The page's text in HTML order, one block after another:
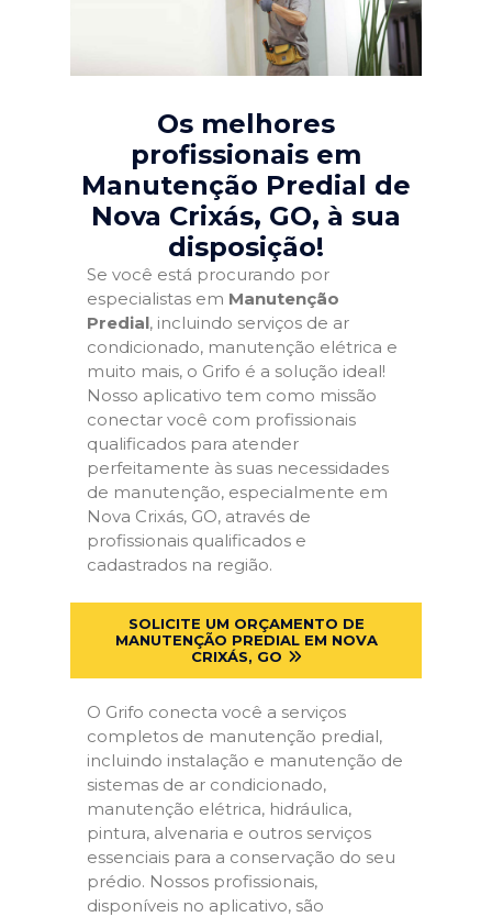
Os melhores
profissionais em
Manutenção Predial de
Nova Crixás, GO, à sua
disposição!
Se você está procurando por
especialistas em Manutenção
Predial, incluindo serviços de ar
condicionado, manutenção elétrica e
muito mais, o Grifo é a solução ideal!
Nosso aplicativo tem como missão
conectar você com profissionais
qualificados para atender
perfeitamente às suas necessidades
de manutenção, especialmente em
Nova Crixás, GO, através de
profissionais qualificados e
cadastrados na região.
SOLICITE UM ORÇAMENTO DE
MANUTENÇÃO PREDIAL EM NOVA
CRIXÁS, GO
O Grifo conecta você a serviços
completos de manutenção predial,
incluindo instalação e manutenção de
sistemas de ar condicionado,
manutenção elétrica, hidráulica,
pintura, alvenaria e outros serviços
essenciais para a conservação do seu
prédio. Nossos profissionais,
disponíveis no aplicativo, são